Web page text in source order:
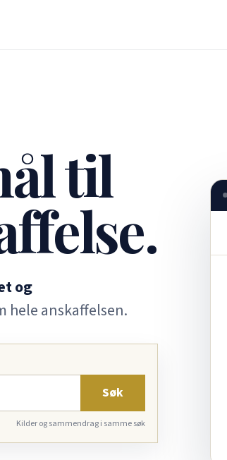
til
og
hele anskaffelsen.
Søk
Kilder og sammendrag i samme søk